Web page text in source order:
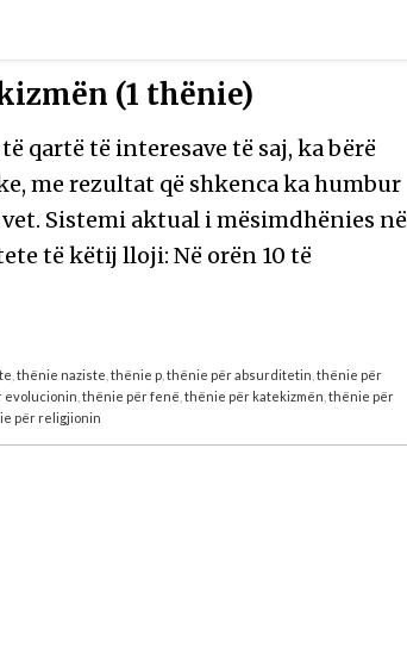
(1 thënie)
qartë të interesave të saj, ka bërë
me rezultat që shkenca ka humbur
Sistemi aktual i mësimdhënies në
të këtij lloji: Në orën 10 të
,thënie naziste ,thënie p ,thënie për absurditetin ,thënie për
evolucionin ,thënie për fenë ,thënie për katekizmën ,thënie për
për religjionin